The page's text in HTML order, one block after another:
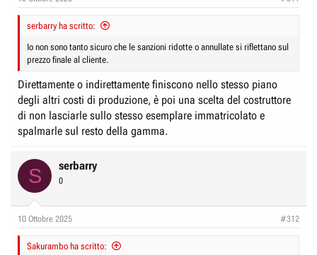
serbarry ha scritto:
Io non sono tanto sicuro che le sanzioni ridotte o annullate si riflettano sul
prezzo finale al cliente.
Direttamente o indirettamente finiscono nello stesso piano
degli altri costi di produzione, è poi una scelta del costruttore
di non lasciarle sullo stesso esemplare immatricolato e
spalmarle sul resto della gamma.
S serbarry
0
10 Ottobre 2025 #312
Sakurambo ha scritto: